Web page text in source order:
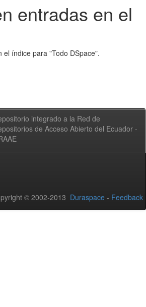
entradas en el
el índice para "Todo DSpace".
integrado a la Red de
de Acceso Abierto del Ecuador -
© 2002-2013 Duraspace - Feedback